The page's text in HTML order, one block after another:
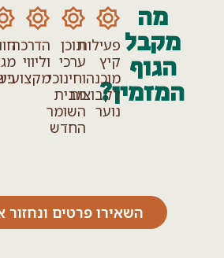
מקבל
הגוף
המזמין?
פעילות
קיץ
מוכנה
לקבוצות
תוכן
ערכי
וחינוכי
מבית
השומר
החדש
הדרכה
וליווי
מקצועיים
חוויה
מגבשת
בשטח
השאירו פרטים ונחזור